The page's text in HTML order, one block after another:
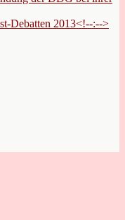
Debatten 2013<!--:-->